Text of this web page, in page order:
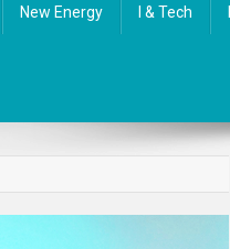
New Energy I & Tech